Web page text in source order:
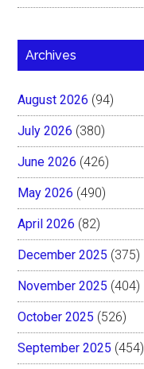
Archives
August 2026 (94)
July 2026 (380)
June 2026 (426)
May 2026 (490)
April 2026 (82)
December 2025 (375)
November 2025 (404)
October 2025 (526)
September 2025 (454)